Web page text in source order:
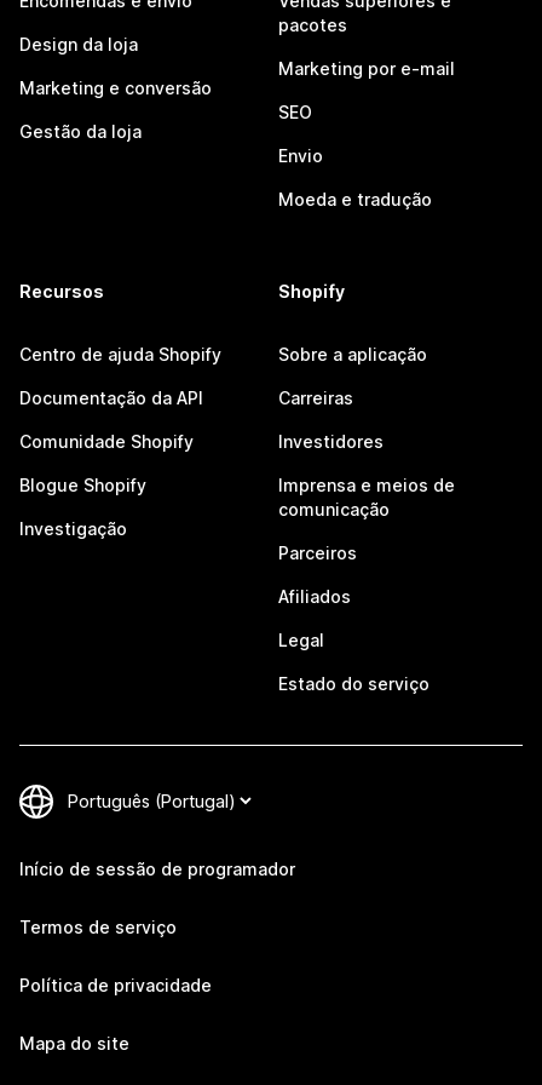
Design da loja
Marketing e conversão
Gestão da loja
pacotes
Marketing por e-mail
SEO
Envio
Moeda e tradução
Recursos
Centro de ajuda Shopify
Documentação da API
Comunidade Shopify
Blogue Shopify
Investigação
Shopify
Sobre a aplicação
Carreiras
Investidores
Imprensa e meios de
comunicação
Parceiros
Afiliados
Legal
Estado do serviço
Início de sessão de programador
Termos de serviço
Política de privacidade
Mapa do site